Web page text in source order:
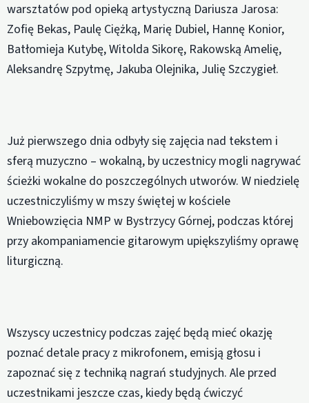
warsztatów pod opieką artystyczną Dariusza Jarosa:
Zofię Bekas, Paulę Ciężką, Marię Dubiel, Hannę Konior,
Batłomieja Kutybę, Witolda Sikorę, Rakowską Amelię,
Aleksandrę Szpytmę, Jakuba Olejnika, Julię Szczygieł.
Już pierwszego dnia odbyły się zajęcia nad tekstem i
sferą muzyczno – wokalną, by uczestnicy mogli nagrywać
ścieżki wokalne do poszczególnych utworów. W niedzielę
uczestniczyliśmy w mszy świętej w kościele
Wniebowzięcia NMP w Bystrzycy Górnej, podczas której
przy akompaniamencie gitarowym upiększyliśmy oprawę
liturgiczną.
Wszyscy uczestnicy podczas zajęć będą mieć okazję
poznać detale pracy z mikrofonem, emisją głosu i
zapoznać się z techniką nagrań studyjnych. Ale przed
uczestnikami jeszcze czas, kiedy będą ćwiczyć